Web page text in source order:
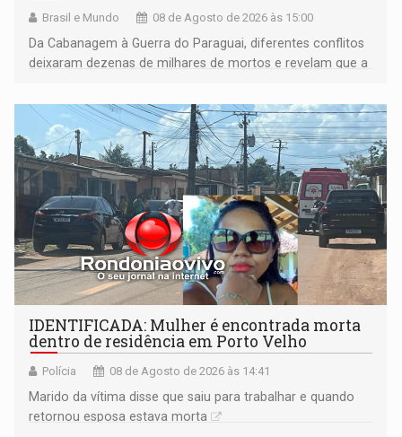
Brasil e Mundo 08 de Agosto de 2026 às 15:00
Da Cabanagem à Guerra do Paraguai, diferentes conflitos
deixaram dezenas de milhares de mortos e revelam que a
territoriais e sociais
IDENTIFICADA: Mulher é encontrada morta
dentro de residência em Porto Velho
Polícia 08 de Agosto de 2026 às 14:41
Marido da vítima disse que saiu para trabalhar e quando
retornou esposa estava morta